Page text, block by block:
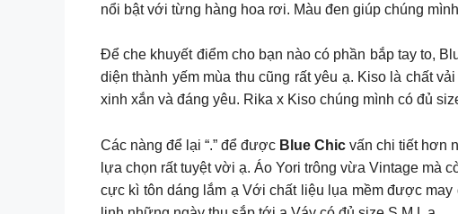
nổi bật với từng hàng hoa rơi. Màu đen giúp chúng
Để che khuyết điểm cho bạn nào có phần bắp tay to,
diện thành yếm mùa thu cũng rất yêu ạ. Kiso là chất
xinh xắn và đáng yêu. Rika x Kiso chúng mình có đủ
Các nàng để lại “.” để được Blue Chicvấn chi tiết hơn
lựa chọn rất tuyệt vời ạ. Áo Yori trông vừa Vintage mà
cực kì tôn dáng lắm ạ Với chất liệu lụa mềm được